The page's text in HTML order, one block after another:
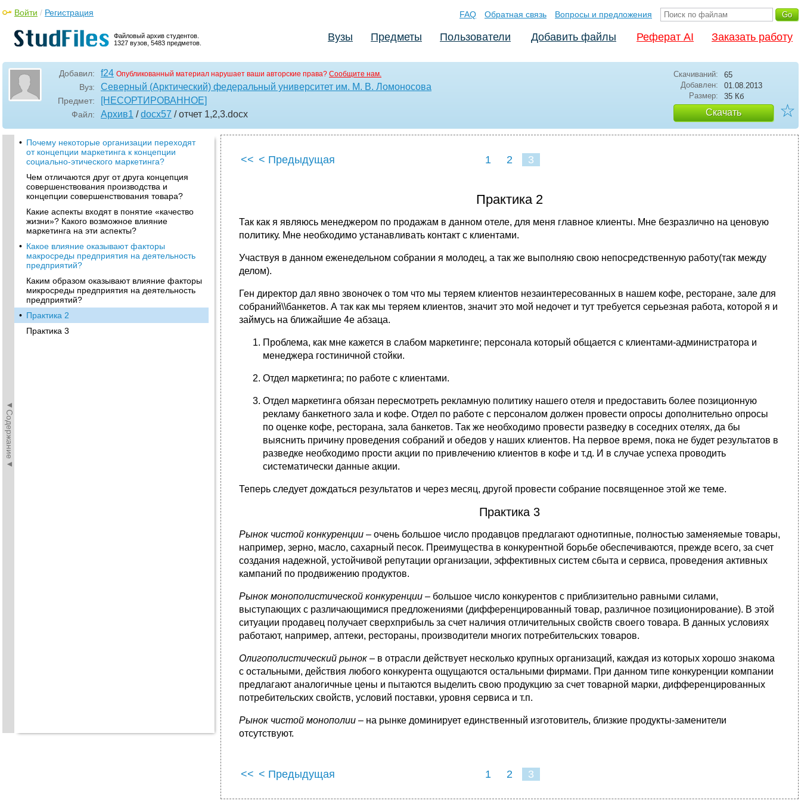
Файловый архив студентов.
1327 вузов, 5483 предметов.
Войти / Регистрация FAQ Обратная связь Вопросы и предложения
Вузы Предметы Пользователи Добавить файлы Реферат AI Заказать работу
Добавил: f24 Опубликованный материал нарушает ваши авторские права? Сообщите нам.
Вуз: Северный (Арктический) федеральный университет им. М. В. Ломоносова
Предмет: [НЕСОРТИРОВАННОЕ]
Файл: Архив1 /docx57 / отчет 1,2,3.docx
Скачиваний:
65
Добавлен:
01.08.2013
Размер:
35 Кб
Скачать ☆
◄Содержание◄
• Почему некоторые организации переходят
от концепции маркетинга к концепции
социально-этического маркетинга?
Чем отличаются друг от друга концепция
совершенствования производства и
концепции совершенствования товара?
Какие аспекты входят в понятие «качество
жизни»? Какого возможное влияние
маркетинга на эти аспекты?
• Какое влияние оказывают факторы
макросреды предприятия на деятельность
предприятий?
Каким образом оказывают влияние факторы
микросреды предприятия на деятельность
предприятий?
• Практика 2
Практика 3
<< < Предыдущая 1 2 3
Практика 2
Так как я являюсь менеджером по продажам в данном отеле, для меня главное клиенты. Мне безразлично на ценовую
политику. Мне необходимо устанавливать контакт с клиентами.
Участвуя в данном еженедельном собрании я молодец, а так же выполняю свою непосредственную работу(так между
делом).
Ген директор дал явно звоночек о том что мы теряем клиентов незаинтересованных в нашем кофе, ресторане, зале для
собраний\\банкетов. А так как мы теряем клиентов, значит это мой недочет и тут требуется серьезная работа, которой я и
займусь на ближайшие 4е абзаца.
Проблема, как мне кажется в слабом маркетинге; персонала который общается с клиентами-администратора и
менеджера гостиничной стойки.
Отдел маркетинга; по работе с клиентами.
Отдел маркетинга обязан пересмотреть рекламную политику нашего отеля и предоставить более позиционную
рекламу банкетного зала и кофе. Отдел по работе с персоналом должен провести опросы дополнительно опросы
по оценке кофе, ресторана, зала банкетов. Так же необходимо провести разведку в соседних отелях, да бы
выяснить причину проведения собраний и обедов у наших клиентов. На первое время, пока не будет результатов в
разведке необходимо прости акции по привлечению клиентов в кофе и т.д. И в случае успеха проводить
систематически данные акции.
Теперь следует дождаться результатов и через месяц, другой провести собрание посвященное этой же теме.
Практика 3
Рынок чистой конкуренции – очень большое число продавцов предлагают однотипные, полностью заменяемые товары,
например, зерно, масло, сахарный песок. Преимущества в конкурентной борьбе обеспечиваются, прежде всего, за счет
создания надежной, устойчивой репутации организации, эффективных систем сбыта и сервиса, проведения активных
кампаний по продвижению продуктов.
Рынок монополистической конкуренции – большое число конкурентов с приблизительно равными силами,
выступающих с различающимися предложениями (дифференцированный товар, различное позиционирование). В этой
ситуации продавец получает сверхприбыль за счет наличия отличительных свойств своего товара. В данных условиях
работают, например, аптеки, рестораны, производители многих потребительских товаров.
Олигополистический рынок – в отрасли действует несколько крупных организаций, каждая из которых хорошо знакома
с остальными, действия любого конкурента ощущаются остальными фирмами. При данном типе конкуренции компании
предлагают аналогичные цены и пытаются выделить свою продукцию за счет товарной марки, дифференцированных
потребительских свойств, условий поставки, уровня сервиса и т.п.
Рынок чистой монополии – на рынке доминирует единственный изготовитель, близкие продукты-заменители
отсутствуют.
<< < Предыдущая 1 2 3